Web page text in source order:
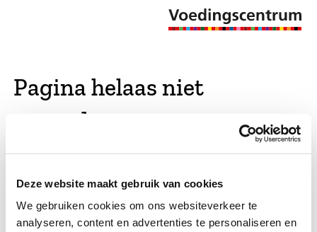
Deze website maakt gebruik van cookies
We gebruiken cookies om ons websiteverkeer te
analyseren, content en advertenties te personaliseren en
Pagina helaas niet
gevonden
hebben gekeken of er vergelijkbare pagina's
bestaan. Als dat zo is, dan zie je die hier.